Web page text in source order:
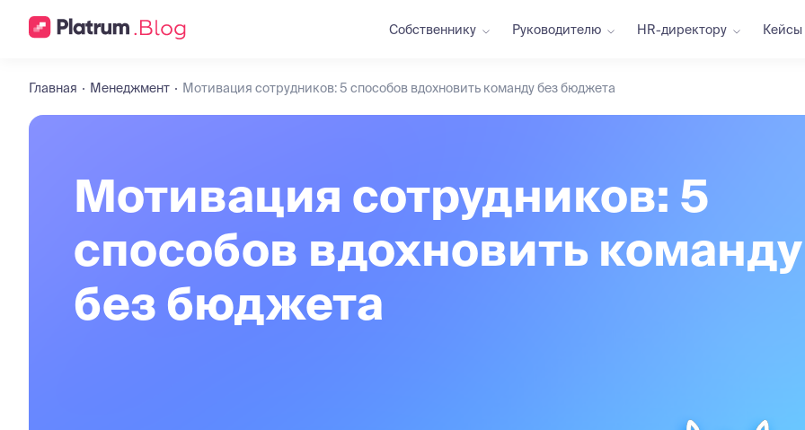
Собственнику Руководителю HR-директору Кейсы
Главная Менеджмент Мотивация сотрудников: 5 способов вдохновить команду без бюджета
Мотивация сотрудников: 5
способов вдохновить команду
без бюджета